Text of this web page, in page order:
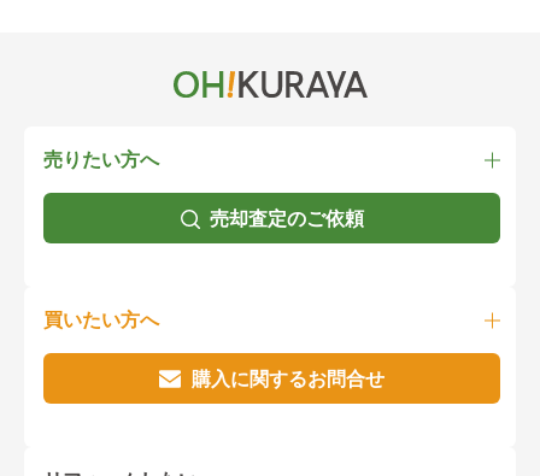
売りたい方へ
売却査定のご依頼
買いたい方へ
購入に関するお問合せ